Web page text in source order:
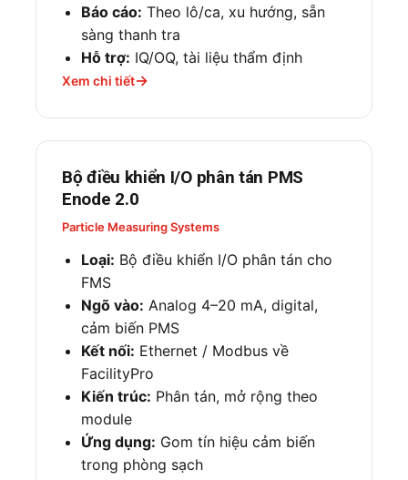
Báo cáo: Theo lô/ca, xu hướng, sẵn
sàng thanh tra
Hỗ trợ: IQ/OQ, tài liệu thẩm định
Xem chi tiết
Bộ điều khiển I/O phân tán PMS
Enode 2.0
Particle Measuring Systems
Loại: Bộ điều khiển I/O phân tán cho
FMS
Ngõ vào: Analog 4–20 mA, digital,
cảm biến PMS
Kết nối: Ethernet / Modbus về
FacilityPro
Kiến trúc: Phân tán, mở rộng theo
module
Ứng dụng: Gom tín hiệu cảm biến
trong phòng sạch